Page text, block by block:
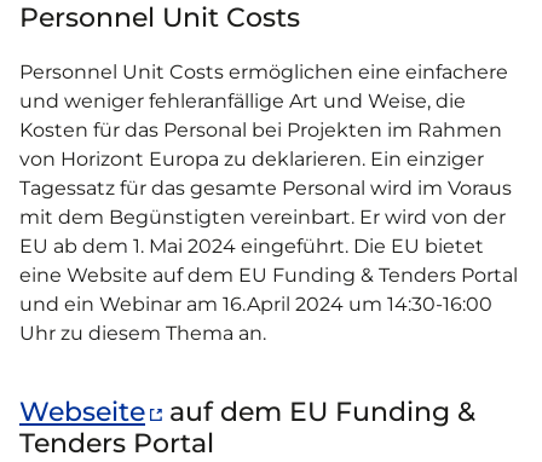
Personnel Unit Costs
Personnel Unit Costs ermöglichen eine einfachere
und weniger fehleranfällige Art und Weise, die
Kosten für das Personal bei Projekten im Rahmen
von Horizont Europa zu deklarieren. Ein einziger
Tagessatz für das gesamte Personal wird im Voraus
mit dem Begünstigten vereinbart. Er wird von der
EU ab dem 1. Mai 2024 eingeführt. Die EU bietet
eine Website auf dem EU Funding & Tenders Portal
und ein Webinar am 16.April 2024 um 14:30-16:00
Uhr zu diesem Thema an.
Webseite
auf dem EU Funding &
Tenders Portal